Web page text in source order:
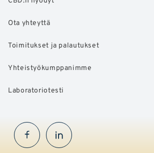
Ota yhteyttä
Toimitukset ja palautukset
Yhteistyökumppanimme
Laboratoriotesti
FacebookInstaGram